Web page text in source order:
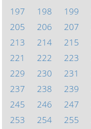
197
198 199
205
206 207
213
214 215
221
222 223
229
230 231
237
238 239
245
246 247
253
254 255